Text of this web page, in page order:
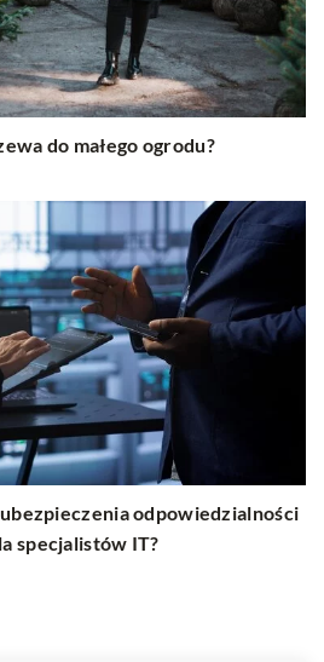
do małego ogrodu?
odpowiedzialności
specjalistów IT?